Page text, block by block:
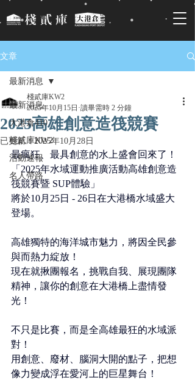
文章
最新消息
大港倉410
棧貳庫KW2
活動速報
名人帶路
最新消息
2025高雄創意造筏競賽
棧貳庫KW2
2025年10月15日 讀畢需時 2 分鐘
已更新：2025年10月28日
最瘋狂、最具創意的水上盛會回來了！
「2025年水域運動推廣活動高雄創意造
筏競賽暨 SUP體驗」
將於10月25日 - 26日在大港橋水域盛大
登場。
高雄獨特的海洋城市魅力，將因全民參
與而熱力綻放！
現在就揪團報名，挑戰自我、展現團隊
精神，讓你的創意在大港橋上盡情發
光！
不只是比賽，而是全高雄最狂的水域派
對！
用創意、廢材、腦洞大開的點子，把想
像力變成浮在愛河上的巨星舞台！